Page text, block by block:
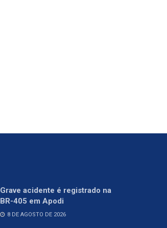
Grave acidente é registrado na
BR-405 em Apodi
8 DE AGOSTO DE 2026